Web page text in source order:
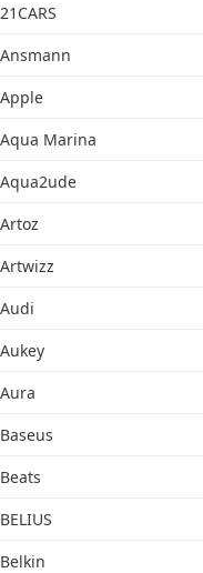
21CARS
Ansmann
Apple
Aqua Marina
Aqua2ude
Artoz
Artwizz
Audi
Aukey
Aura
Baseus
Beats
BELIUS
Belkin